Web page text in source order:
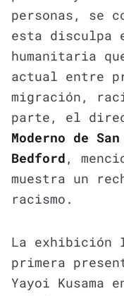
personas, se
esta disculpa
humanitaria
actual entre
migración,
parte, el
Moderno de
Bedford ,
muestra un
racismo.
La
primera
Yayoi Kusama